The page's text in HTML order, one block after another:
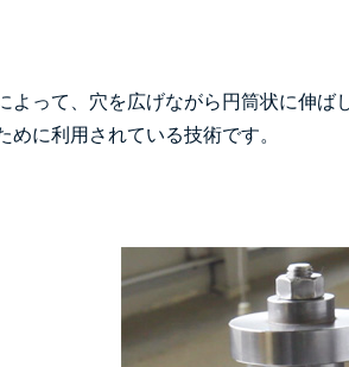
って、穴を広げながら円筒状に伸ば
に利用されている技術です。